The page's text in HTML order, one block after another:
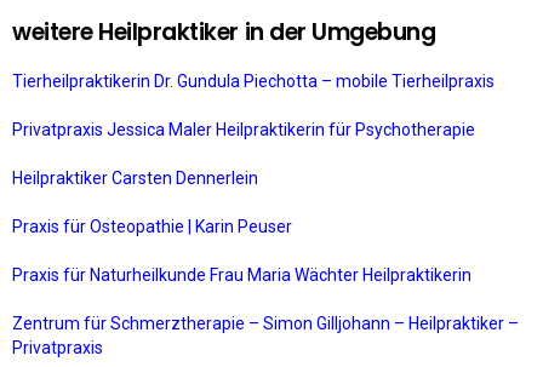
weitere Heilpraktiker in der Umgebung
Tierheilpraktikerin Dr. Gundula Piechotta – mobile Tierheilpraxis
Privatpraxis Jessica Maler Heilpraktikerin für Psychotherapie
Heilpraktiker Carsten Dennerlein
Praxis für Osteopathie | Karin Peuser
Praxis für Naturheilkunde Frau Maria Wächter Heilpraktikerin
Zentrum für Schmerztherapie – Simon Gilljohann – Heilpraktiker –
Privatpraxis